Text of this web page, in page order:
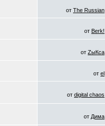
от The Russian
от Berk!
от ZыКса
от el
от digital chaos
от Дима